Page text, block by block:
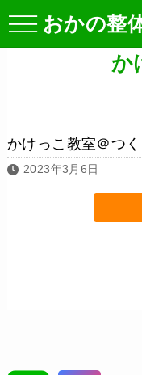
おかの整
か
かけっこ教室＠つ
2023年3月6日